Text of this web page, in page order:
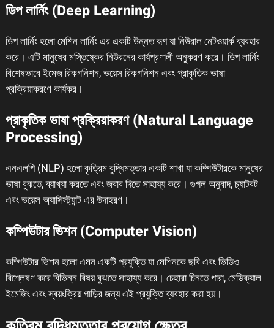
ডিপ লার্নিং (Deep Learning)
ডিপ লার্নিং হলো মেশিন লার্নিং এর একটি উন্নত রূপ যা নিউরাল নেটওয়ার্ক ব্যবহার
করে। এটি মানুষের মস্তিষ্কের নিউরনের কার্যপ্রণালী অনুকরণ করে। ডিপ লার্নিং
বিশেষভাবে ইমেজ রিকগনিশন, ভয়েস রিকগনিশন এবং প্রাকৃতিক ভাষা
প্রক্রিয়াকরণে কার্যকর।
প্রাকৃতিক ভাষা প্রক্রিয়াকরণ (Natural Language
Processing)
এনএলপি (NLP) হলো কৃত্রিম বুদ্ধিমত্তার একটি শাখা যা কম্পিউটারকে মানুষের
ভাষা বুঝতে, ব্যাখ্যা করতে এবং জবাব দিতে সাহায্য করে। গুগল অনুবাদ, চ্যাটবট
এবং ভয়েস অ্যাসিস্ট্যান্ট এর উদাহরণ।
কম্পিউটার ভিশন (Computer Vision)
কম্পিউটার ভিশন হলো এমন একটি প্রযুক্তি যা মেশিনকে ছবি এবং ভিডিও
বিশ্লেষণ করে বিভিন্ন বিষয় বুঝতে সাহায্য করে। চেহারা চিনতে পারা, মেডিক্যাল
ইমেজিং এবং স্বয়ংক্রিয় গাড়ির জন্য এই প্রযুক্তি ব্যবহার করা হয়।